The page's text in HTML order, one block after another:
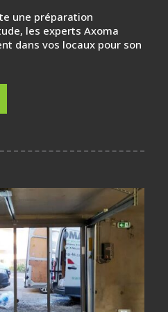
une préparation
les experts Axoma
dans vos locaux pour son